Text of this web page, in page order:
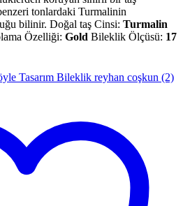
tonlardaki Turmalinin
bilinir. Doğal taş Cinsi: Turmalin
Özelliği: Gold Bileklik Ölçüsü: 17